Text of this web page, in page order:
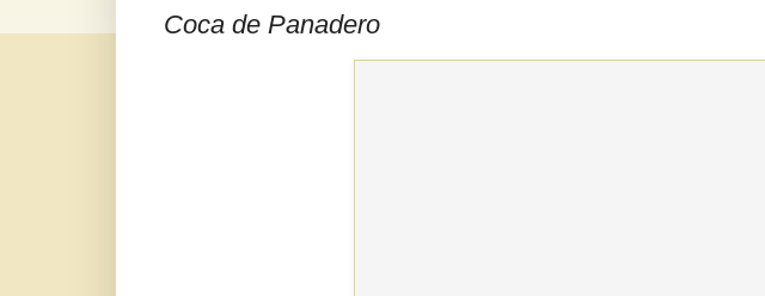
Coca de Panadero